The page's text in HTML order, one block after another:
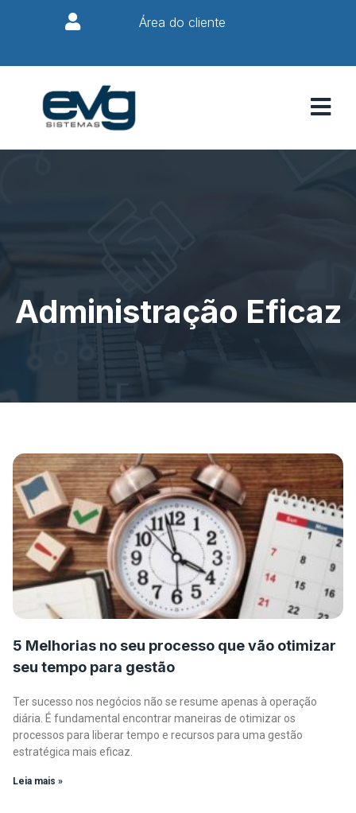
Área do cliente
Administração Eficaz
5 Melhorias no seu processo que vão otimizar
seu tempo para gestão
Ter sucesso nos negócios não se resume apenas à operação
diária. É fundamental encontrar maneiras de otimizar os
processos para liberar tempo e recursos para uma gestão
estratégica mais eficaz.
Leia mais »